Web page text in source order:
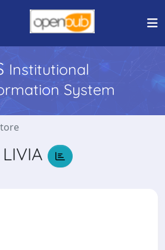
Institutional
System